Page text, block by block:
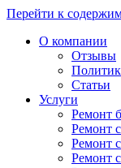
Перейти к
О компании
Отзывы
Статьи
Услуги
Ремонт
Ремонт
Ремонт
Ремонт